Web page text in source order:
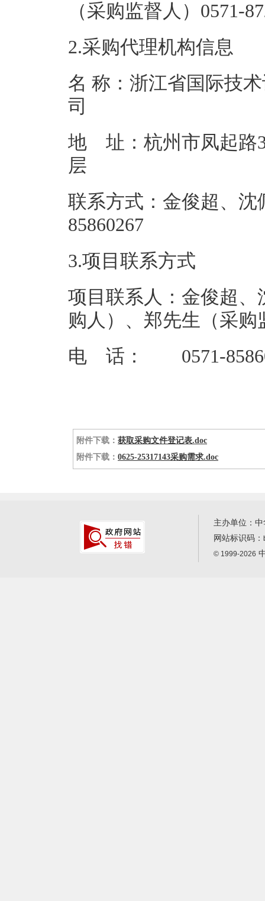
（采购监督人）
2.采购代理机构信息
名 称：浙江省国际技
地 址：杭州市凤起路
联系方式：金俊超、沈
3.项目联系方式
项目联系人：金俊超
购人）、郑先生（采购
电 话： 0571-
附件下载： 获取采购文件登记表.doc
附件下载： 0625-25317143采购需求.doc
主办单位：
网站标识码：
© 1999-2026